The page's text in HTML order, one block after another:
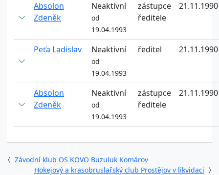
Absolon
Zdeněk
Neaktivní
od
19.04.1993
zástupce
ředitele
21.11.1990
Peťa Ladislav Neaktivní
od
19.04.1993
ředitel 21.11.1990
Absolon
Zdeněk
Neaktivní
od
19.04.1993
zástupce
ředitele
21.11.1990
Závodní klub OS KOVO Buzuluk Komárov
Hokejový a krasobruslařský club Prostějov v likvidaci